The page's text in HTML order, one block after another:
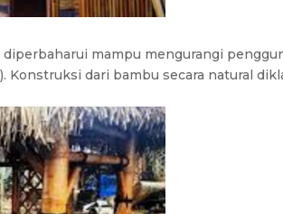
mampu mengurangi
Konstruksi dari bambu secara natural